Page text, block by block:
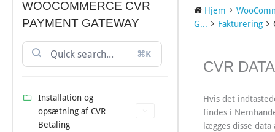
WOOCOMMERCE CVR
PAYMENT GATEWAY
⌘K
Installation og
opsætning af CVR
Betaling
Hjem
G...
Fakturering
CVR DATA
Hvis det
findes i
lægges disse data
NAVIGATION